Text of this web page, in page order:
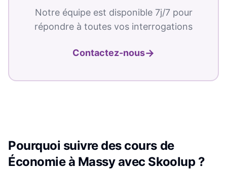
Notre équipe est disponible 7j/7 pour
répondre à toutes vos interrogations
Contactez-nous→
Pourquoi suivre des cours de
Économieà Massyavec Skoolup ?